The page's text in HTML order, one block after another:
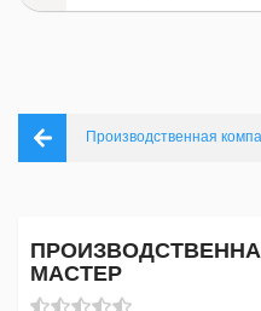
Производственная
МАСТЕР